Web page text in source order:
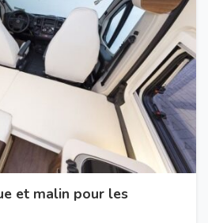
et malin pour les